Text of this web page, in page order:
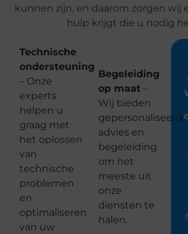
kunnen zijn, en daarom zorgen wij
hulp krijgt die u nodig
Technische
ondersteuning
– Onze
experts
helpen u
graag met
het oplossen
van
technische
problemen
en
optimaliseren
van uw
Begeleiding
op maat –
Wij bieden
gepersonaliseerd
advies en
begeleiding
om het
meeste uit
onze
diensten te
halen.